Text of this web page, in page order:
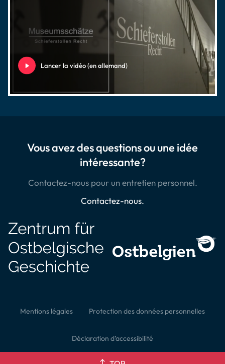
Lancer la vidéo (en allemand)
Vous avez des questions ou une idée
intéressante?
Contactez-nous pour un entretien personnel.
Contactez-nous.
Mentions légales Protection des données personnelles
Déclaration d’accessibilité